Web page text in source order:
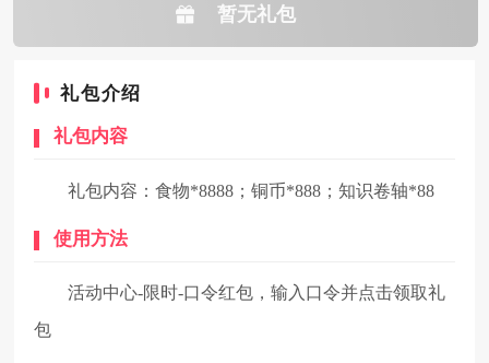
暂无礼包
礼包介绍
礼包内容
礼包内容：食物*8888；铜币*888；知识卷轴*88
使用方法
活动中心-限时-口令红包，输入口令并点击领取礼
包